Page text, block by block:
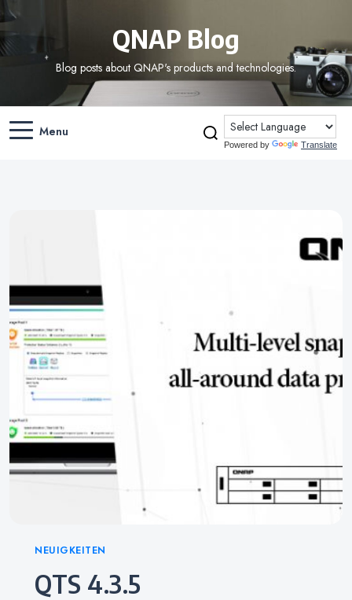
QNAP Blog
Blog posts about QNAP's products and technologies.
Menu
Powered by Translate
Categories
NEUIGKEITEN
QTS 4.3.5